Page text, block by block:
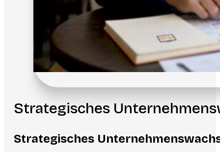
Strategisches
Strategisches